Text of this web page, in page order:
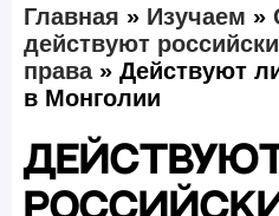
Главная » Изучаем »
действуют
права» Действуют
в Монголии